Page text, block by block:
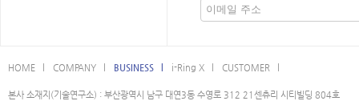
HOME l COMPANY l BUSINESS l i-Ring X l CUSTOMER l
본사 소재지(기술연구소) : 부산광역시 남구 대연3동 수영로 312 21센츄리 시티빌딩 804호